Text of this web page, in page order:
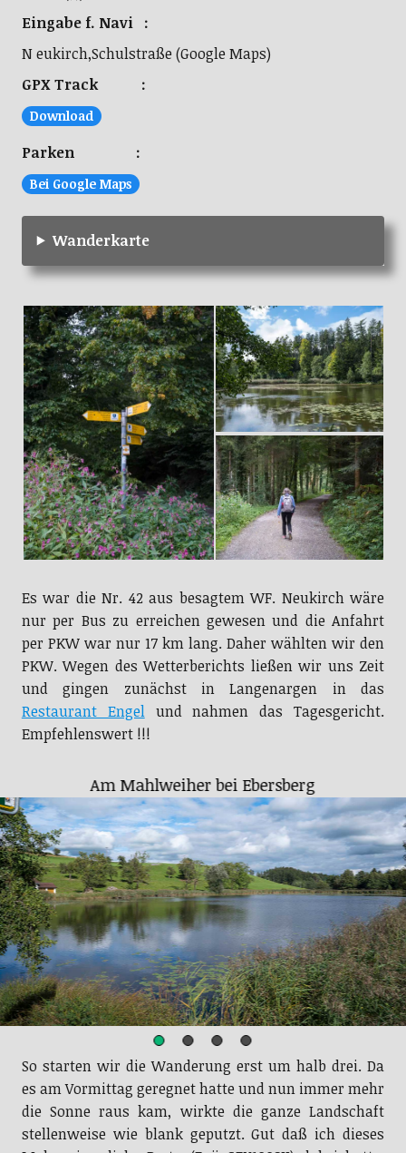
Eingabe f. Navi :
N eukirch,Schulstraße (Google Maps)
GPX Track :
Download
Parken :
Bei Google Maps
Wanderkarte
Es war die Nr. 42 aus besagtem WF. Neukirch wäre
nur per Bus zu erreichen gewesen und die Anfahrt
per PKW war nur 17 km lang. Daher wählten wir den
PKW. Wegen des Wetterberichts ließen wir uns Zeit
und gingen zunächst in Langenargen in das
Restaurant Engelund nahmen das Tagesgericht.
Empfehlenswert !!!
Am Mahlweiher bei Ebersberg
So starten wir die Wanderung erst um halb drei. Da
es am Vormittag geregnet hatte und nun immer mehr
die Sonne raus kam, wirkte die ganze Landschaft
stellenweise wie blank geputzt. Gut daß ich dieses